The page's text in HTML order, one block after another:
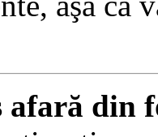
afară din